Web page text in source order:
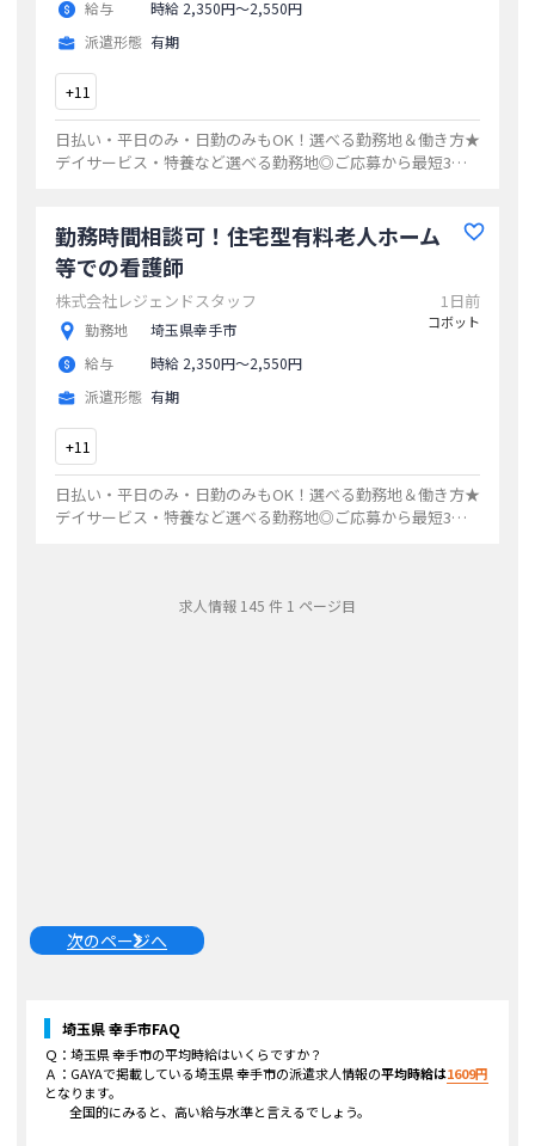
給与
時給 2,350円〜2,550円
派遣形態 有期
+11
日払い・平日のみ・日勤のみもOK！選べる勤務地＆働き方★
デイサービス・特養など選べる勤務地◎ご応募から最短3日
勤務時間相談可！住宅型有料老人ホーム
等での看護師
株式会社レジェンドスタッフ
勤務地
埼玉県幸手市
給与
時給 2,350円〜2,550円
派遣形態 有期
1日前
コボット
+11
日払い・平日のみ・日勤のみもOK！選べる勤務地＆働き方★
デイサービス・特養など選べる勤務地◎ご応募から最短3日
次のページへ
求人情報 145 件 1 ページ目
埼玉県 幸手市FAQ
Ｑ： 埼玉県 幸手市の平均時給はいくらですか？
Ａ：GAYAで掲載している埼玉県 幸手市の派遣求人情報の平均時給は1609円
となります。
全国的にみると、高い給与水準と言えるでしょう。